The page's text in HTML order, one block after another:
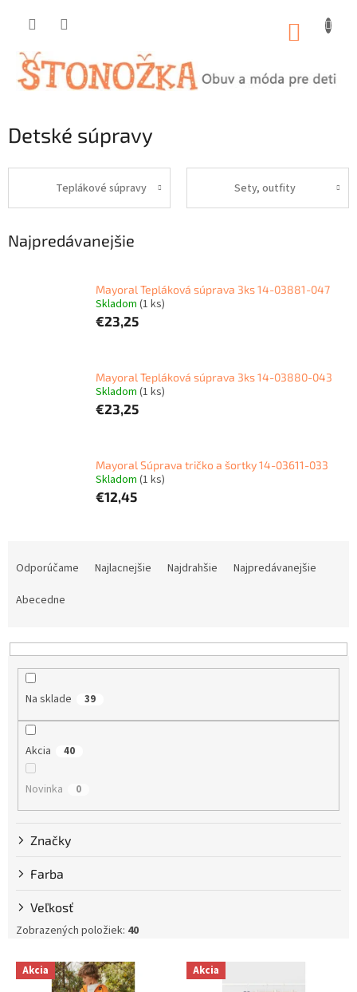
Detské súpravy
Teplákové súpravy Sety, outfity
Najpredávanejšie
Mayoral Tepláková súprava 3ks 14-03881-047
Skladom (1 ks)
€23,25
Mayoral Tepláková súprava 3ks 14-03880-043
Skladom (1 ks)
€23,25
Mayoral Súprava tričko a šortky 14-03611-033
Skladom (1 ks)
€12,45
e
Odporúčame Najlacnejšie Najdrahšie
Najpredávanejšie
Abecedne
Na sklade 39
Akcia 40
Novinka 0
Značky
Farba
Veľkosť
Zobrazených položiek: 40
V Akcia Akcia